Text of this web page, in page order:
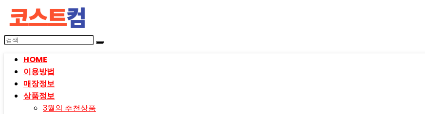
HOME
이용방법
매장정보
상품정보
3월의 추천상품